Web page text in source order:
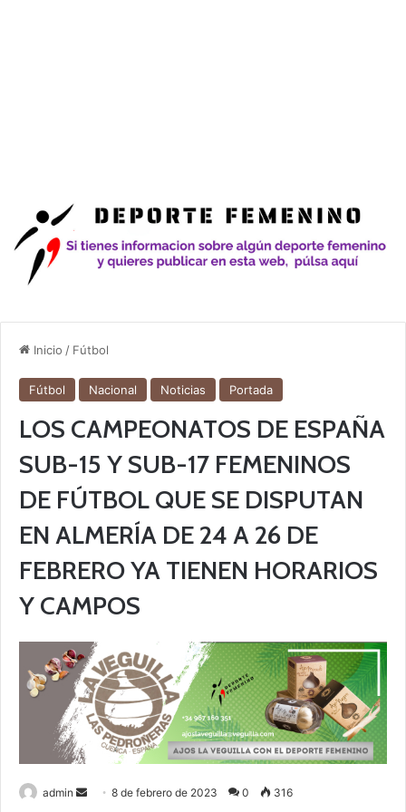
Inicio / Fútbol
Fútbol Nacional Noticias Portada
LOS CAMPEONATOS DE ESPAÑA
SUB-15 Y SUB-17 FEMENINOS
DE FÚTBOL QUE SE DISPUTAN
EN ALMERÍA DE 24 A 26 DE
FEBRERO YA TIENEN HORARIOS
Y CAMPOS
admin 8 de febrero de 2023 0 316